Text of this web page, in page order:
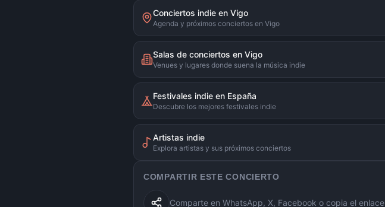
Conciertos indie en Vigo
Agenda y próximos conciertos en Vigo
Salas de conciertos en Vigo
Venues y lugares donde suena la música indie
Festivales indie en España
Descubre los mejores festivales indie
Artistas indie
Explora artistas y sus próximos conciertos
COMPARTIR ESTE CONCIERTO
Comparte en WhatsApp, X, Facebook o copia el enlace